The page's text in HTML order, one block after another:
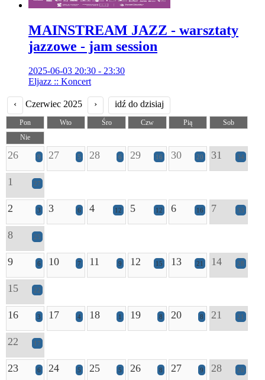
MAINSTREAM JAZZ - warsztaty
jazzowe - jam session
2025-06-03 20:30 - 23:30
Eljazz :: Koncert
‹ Czerwiec 2025 › idź do dzisiaj
Pon Wto Śro Czw Pią
Sob
Nie
26 9 27 5 28 6 29 16 30 20 31 34
1 27
2 3 3 6 4 12 5 12 6 16 7 33
8 25
9 6 10 7 11 9 12 15 13 21 14 28
15 22
16 3 17 4 18 1 19 8 20 8 21 21
22 17
23 6 24 5 25 5 26 8 27 9 28 20